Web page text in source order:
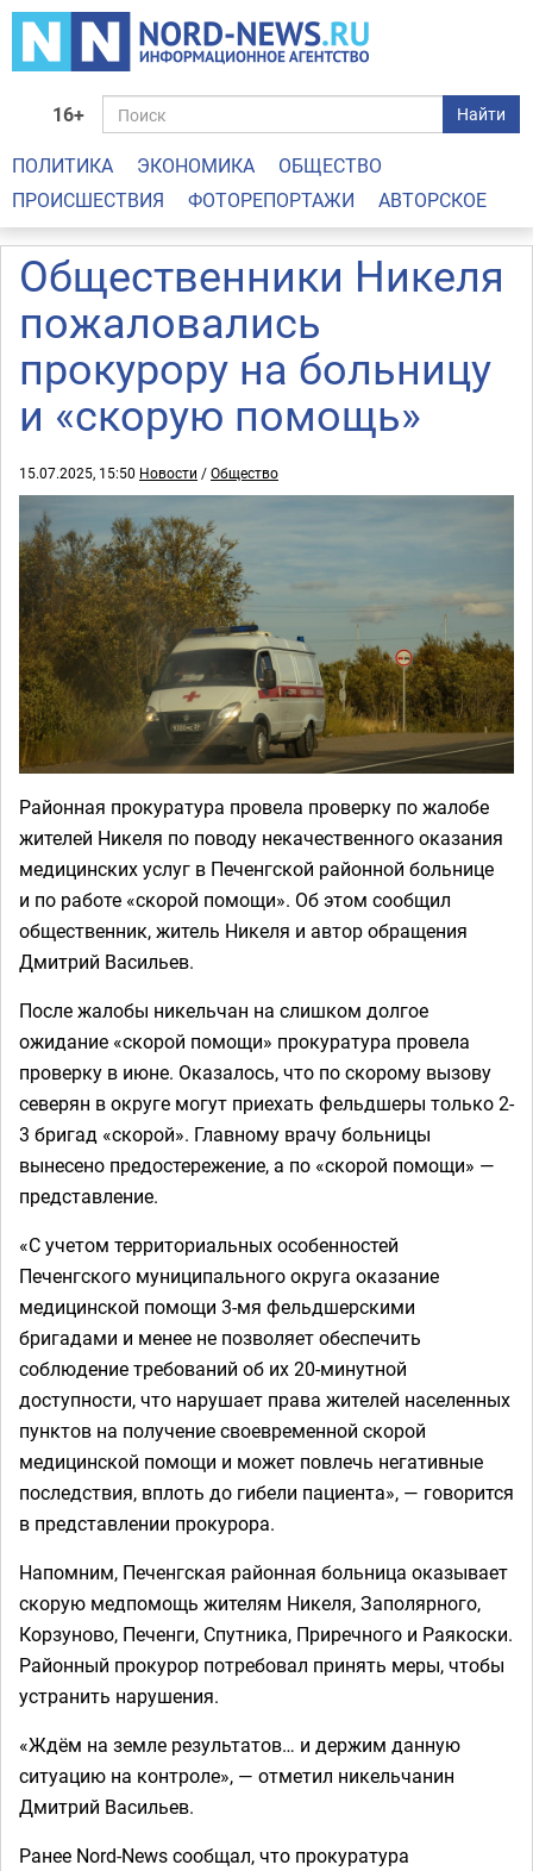
16+ Найти
ПОЛИТИКА ЭКОНОМИКА
ОБЩЕСТВО
ПРОИСШЕСТВИЯ
ФОТОРЕПОРТАЖИ АВТОРСКОЕ
Общественники Никеля
пожаловались
прокурору на больницу
и «скорую помощь»
15.07.2025, 15:50 Новости /Общество
Районная прокуратура провела проверку по жалобе
жителей Никеля по поводу некачественного оказания
медицинских услуг в Печенгской районной больнице
и по работе «скорой помощи». Об этом сообщил
общественник, житель Никеля и автор обращения
Дмитрий Васильев.
После жалобы никельчан на слишком долгое
ожидание «скорой помощи» прокуратура провела
проверку в июне. Оказалось, что по скорому вызову
северян в округе могут приехать фельдшеры только 2-
3 бригад «скорой». Главному врачу больницы
вынесено предостережение, а по «скорой помощи» —
представление.
«С учетом территориальных особенностей
Печенгского муниципального округа оказание
медицинской помощи 3-мя фельдшерскими
бригадами и менее не позволяет обеспечить
соблюдение требований об их 20-минутной
доступности, что нарушает права жителей населенных
пунктов на получение своевременной скорой
медицинской помощи и может повлечь негативные
последствия, вплоть до гибели пациента», — говорится
в представлении прокурора.
Напомним, Печенгская районная больница оказывает
скорую медпомощь жителям Никеля, Заполярного,
Корзуново, Печенги, Спутника, Приречного и Раякоски.
Районный прокурор потребовал принять меры, чтобы
устранить нарушения.
«Ждём на земле результатов… и держим данную
ситуацию на контроле», — отметил никельчанин
Дмитрий Васильев.
Ранее Nord-News сообщал, что прокуратура